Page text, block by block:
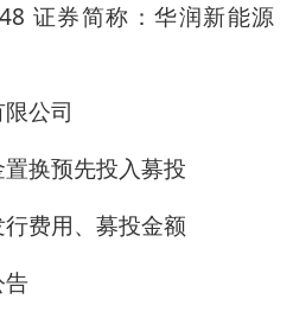
证券简称：华润新能源
公司
换预先投入募投
费用、募投金额
告